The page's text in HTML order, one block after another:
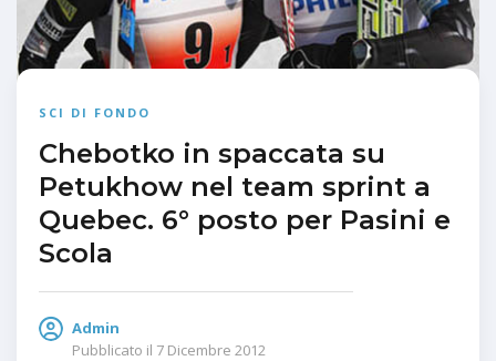
SCI DI FONDO
Chebotko in spaccata su
Petukhow nel team sprint a
Quebec. 6° posto per Pasini e
Scola
Admin
Pubblicato il 7 Dicembre 2012